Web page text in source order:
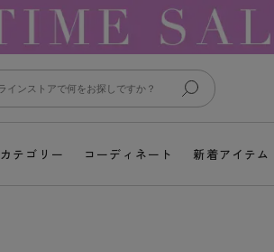
カテゴリー コーディネート 新着アイテム